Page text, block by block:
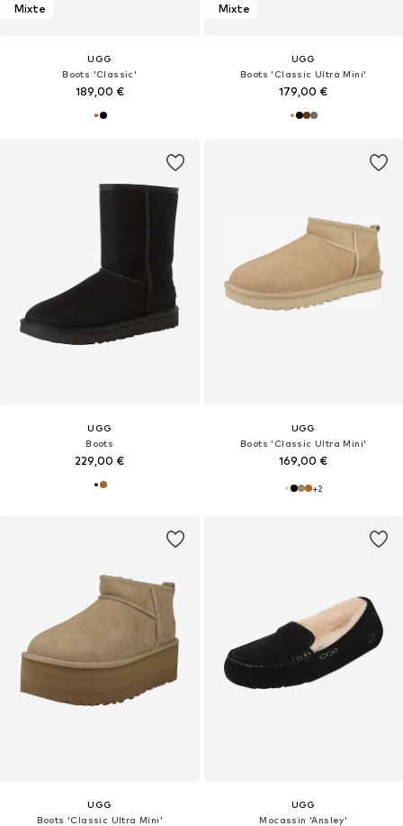
Mixte
UGG
Boots 'Classic'
189,00 €
Mixte
UGG
Boots 'Classic Ultra Mini'
179,00 €
UGG
Boots
229,00 €
UGG
Boots 'Classic Ultra Mini'
169,00 €
+2
UGG
Boots 'Classic Ultra Mini'
UGG
Mocassin 'Ansley'